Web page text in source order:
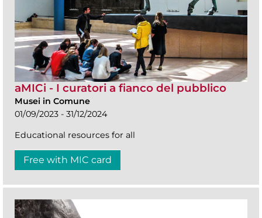
aMICi - I curatori a fianco del pubblico
Musei in Comune
01/09/2023 - 31/12/2024
Educational resources for all
Free with MIC card